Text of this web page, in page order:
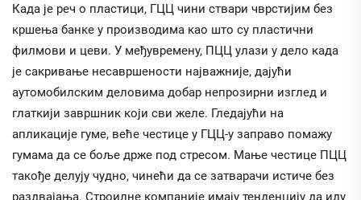
Када је реч о пластици, ГЦЦ чини ствари чврстијим без
кршења банке у производима као што су пластични
филмови и цеви. У међувремену, ПЦЦ улази у дело када
је сакривање несавршености најважније, дајући
аутомобилским деловима добар непрозирни изглед и
глаткији завршник који сви желе. Гледајући на
апликације гуме, веће честице у ГЦЦ-у заправо помажу
гумама да се боље држе под стресом. Мање честице ПЦЦ
такође делују чудно, чинећи да се затварачи истиче без
раздвајања. Строилне компаније имају тенденцију да иду